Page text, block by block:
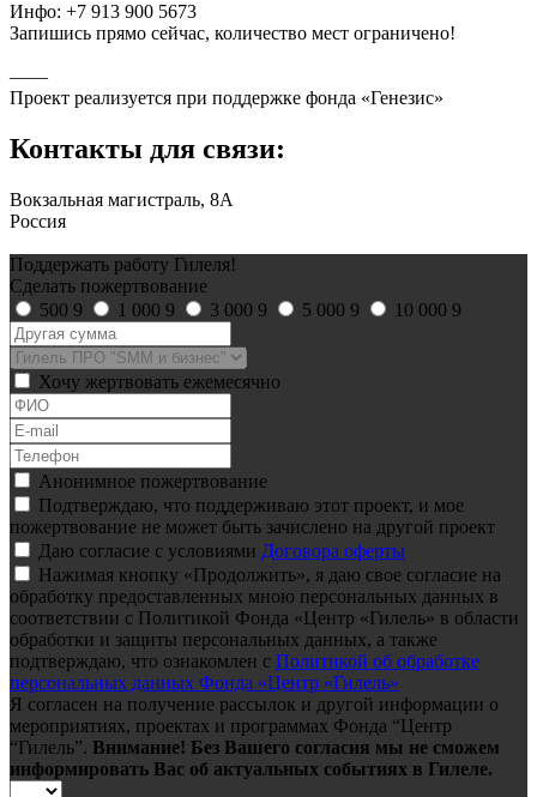
Инфо: +7 913 900 5673
Запишись прямо сейчас, количество мест ограничено!
——
Проект реализуется при поддержке фонда «Генезис»
Контакты для связи:
Вокзальная магистраль, 8А
Россия
Поддержать работу Гилеля!
Сделать пожертвование
500 9 1 000 9 3 000 9 5 000 9 10 000 9
Хочу жертвовать ежемесячно
Анонимное пожертвование
Подтверждаю, что поддерживаю этот проект, и мое
пожертвование не может быть зачислено на другой проект
Даю согласие с условиями Договора оферты
Нажимая кнопку «Продолжить», я даю свое согласие на
обработку предоставленных мною персональных данных в
соответствии с Политикой Фонда «Центр «Гилель» в области
обработки и защиты персональных данных, а также
подтверждаю, что ознакомлен с Политикой об обработке
персональных данных Фонда «Центр «Гилель»
Я согласен на получение рассылок и другой информации о
мероприятиях, проектах и программах Фонда “Центр
“Гилель”. Внимание! Без Вашего согласия мы не сможем
информировать Вас об актуальных событиях в Гилеле.